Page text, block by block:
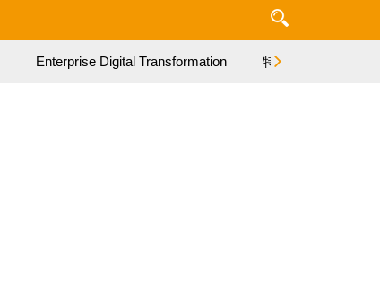
Enterprise Digital Transformation 特集